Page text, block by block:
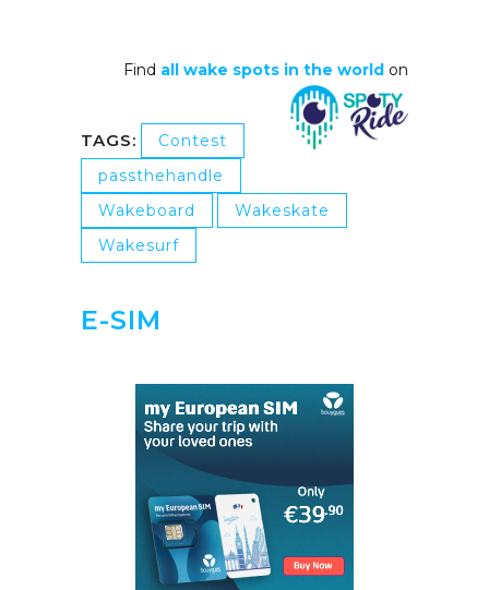
Find all wake spots in the world on
TAGS:
Contest
passthehandle
Wakeboard
Wakeskate
Wakesurf
E-SIM